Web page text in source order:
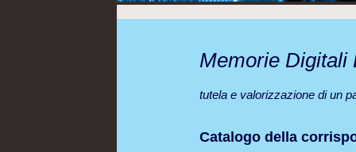
Memorie Digitali
tutela e valorizzazione di un
Catalogo della